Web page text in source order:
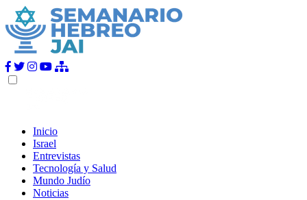
Inicio
Israel
Entrevistas
Tecnología y Salud
Mundo Judío
Noticias